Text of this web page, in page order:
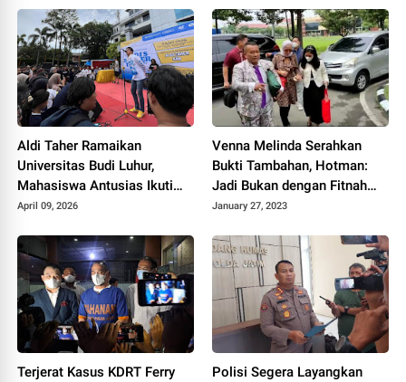
Aldi Taher Ramaikan
Universitas Budi Luhur,
Mahasiswa Antusias Ikuti
Acara Interaktif
April 09, 2026
Venna Melinda Serahkan
Bukti Tambahan, Hotman:
Jadi Bukan dengan Fitnah
Fitnahan!!!
January 27, 2023
Terjerat Kasus KDRT Ferry
Polisi Segera Layangkan